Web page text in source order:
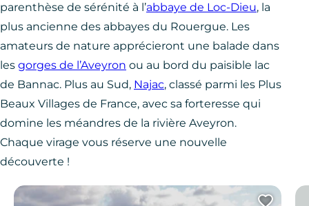
parenthèse de sérénité à l’abbaye de Loc-Dieu, la
plus ancienne des abbayes du Rouergue. Les
amateurs de nature apprécieront une balade dans
les gorges de l’Aveyron ou au bord du paisible lac
de Bannac. Plus au Sud, Najac, classé parmi les Plus
Beaux Villages de France, avec sa forteresse qui
domine les méandres de la rivière Aveyron.
Chaque virage vous réserve une nouvelle
découverte !